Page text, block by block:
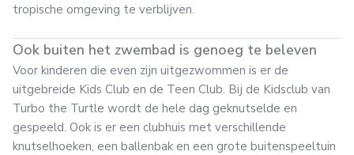
tropische omgeving te verblijven.
Ook buiten het zwembad is genoeg te beleven
Voor kinderen die even zijn uitgezwommen is er de
uitgebreide Kids Club en de Teen Club. Bij de Kidsclub van
Turbo the Turtle wordt de hele dag geknutselde en
gespeeld. Ook is er een clubhuis met verschillende
knutselhoeken, een ballenbak en een grote buitenspeeltuin